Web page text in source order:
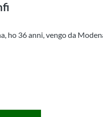
ho 36 anni, vengo da